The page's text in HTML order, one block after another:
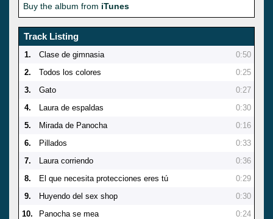
Buy the album from iTunes
Track Listing
1. Clase de gimnasia
0:50
2.
Todos los colores
0:25
3.
Gato
0:27
4.
Laura de espaldas
0:30
5.
Mirada de Panocha
0:16
6.
Pillados
0:33
7.
Laura corriendo
0:36
8.
El que necesita protecciones eres tú
0:29
9.
Huyendo del sex shop
0:30
10.
Panocha se mea
0:24